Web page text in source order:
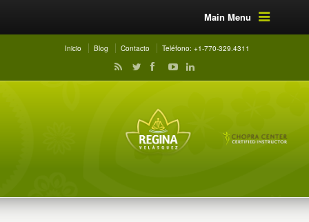
Main Menu
Inicio Blog Contacto Teléfono: +1-770-329.4311